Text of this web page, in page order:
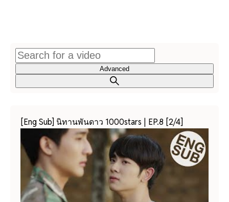
Advanced
[Eng Sub] นิทานพันดาว 1000stars | EP.8 [2/4]